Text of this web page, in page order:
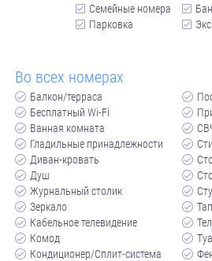
Семейные номера
Парковка
Во всех номерах
Балкон/терраса
Бесплатный Wi-Fi
Ванная комната
Гладильные принадлежности
Диван-кровать
Душ
Журнальный столик
Зеркало
Кабельное телевидение
Комод
Кондиционер/Сплит-система